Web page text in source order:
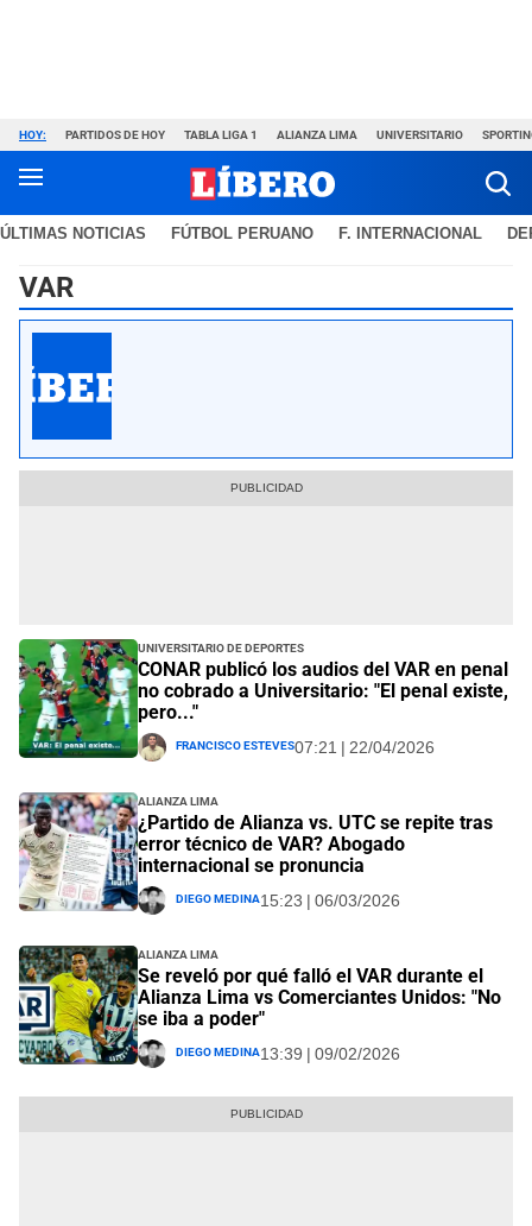
HOY: PARTIDOS DE HOY TABLA LIGA 1 ALIANZA LIMA UNIVERSITARIO
ÚLTIMAS NOTICIAS FÚTBOL PERUANO F. INTERNACIONAL
VAR
Universitario de Deportes
CONAR publicó los audios del VAR en penal
no cobrado a Universitario: "El penal existe,
pero..."
Francisco Esteves07:21 | 22/04/2026
Alianza Lima
¿Partido de Alianza vs. UTC se repite tras
error técnico de VAR? Abogado
internacional se pronuncia
Diego Medina15:23 | 06/03/2026
Alianza Lima
Se reveló por qué falló el VAR durante el
Alianza Lima vs Comerciantes Unidos: "No
se iba a poder"
Diego Medina13:39 | 09/02/2026